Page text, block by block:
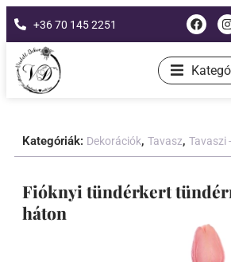
+36 70 145 2251
Kategóriák: Dekorációk, Tavasz, Tavaszi
Fióknyi tündérkert
háton